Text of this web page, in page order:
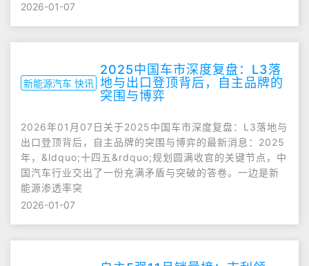
2026-01-07
新能源汽车 快讯
2025中国车市深度复盘：L3落
地与出口登顶背后，自主品牌的
突围与博弈
2026年01月07日关于2025中国车市深度复盘：L3落地与
出口登顶背后，自主品牌的突围与博弈的最新消息：2025
年，&ldquo;十四五&rdquo;规划圆满收官的关键节点，中
国汽车行业交出了一份充满矛盾与突破的答卷。一边是新
能源渗透率突
2026-01-07